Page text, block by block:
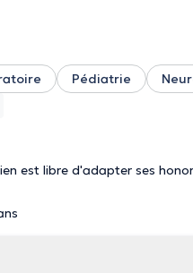
Pédiatrie
est libre d'adapter ses